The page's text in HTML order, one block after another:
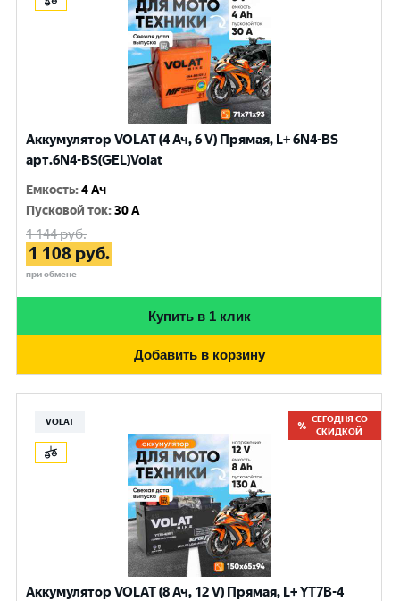
Аккумулятор VOLAT (4 Ач, 6 V) Прямая, L+ 6N4-BS
арт.6N4-BS(GEL)Volat
Емкость:4 Ач
Пусковой ток:30 A
1 144руб.
1 108 руб.
при обмене
Купить в 1 клик
Добавить в корзину
VOLAT
СЕГОДНЯ СО
СКИДКОЙ
Аккумулятор VOLAT (8 Ач, 12 V) Прямая, L+ YT7B-4